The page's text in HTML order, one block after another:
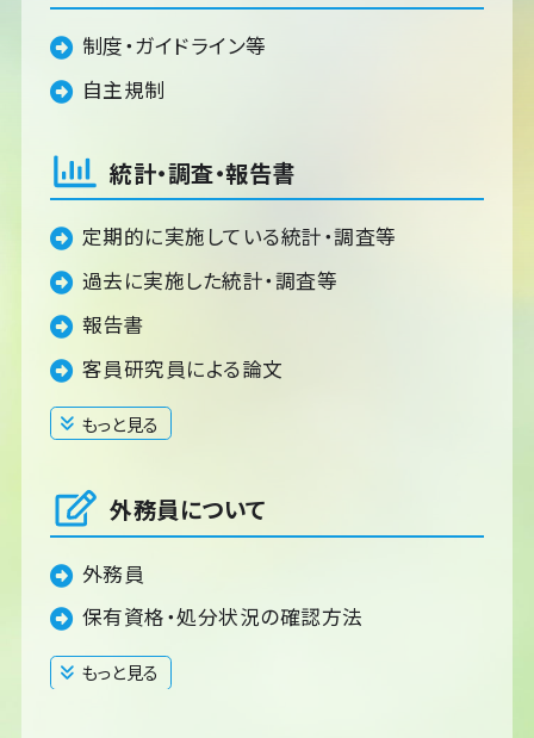
制度・ガイドライン等
自主規制
統計・調査・報告書
定期的に実施している統計・調査等
過去に実施した統計・調査等
報告書
客員研究員による論文
もっと見る
閉じる
外務員について
外務員
保有資格・処分状況の確認方法
もっと見る
閉じる